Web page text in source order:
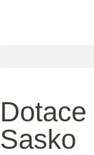
Sasko